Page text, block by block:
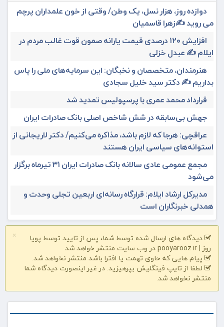
دوازده روز، هزار نسل، یک وطن/ وقتی از خون علمداران پرچم
می روید ✍️زهرا قاسمیان
افزایش ۱۲۰ درصدی قیمت یارانه صمون قوت غالب مردم در
ایلام ✍️ عبدل خزلی
هنرمندان، متخصصان و نخبگان: این سرمایه‌های ملی را پاس
بداریم ✍️ دکتر سید خلیل سجادی
قرارداد محمد عمری با پرسپولیس تمدید شد
جهش بی‌سابقه در شش شاخص اصلی بانک صادرات ایران
عراقچی: هرجا که لازم باشد، مذاکره می‌کنیم/ دکتر لاریجانی از
استوانه‌های سیاسی ایران هستند
مجمع عمومی عادی سالانه بانک صادرات ایران ۳۱ تیرماه برگزار
می‌شود
مدیرکل ارشاد ایلام: قرارگاه رسانه‌ای اربعین تجلی وحدت و
همدلی خبرنگاران است
×
دیدگاه های ارسال شده توسط شما، پس از تایید توسط پویا
روز | pooyarooz.ir در وب سایت منتشر خواهد شد
پیام هایی که حاوی تهمت یا افترا باشد منتشر نخواهد شد.
لطفا از تایپ فینگلیش بپرهیزید. در غیر اینصورت دیدگاه شما
منتشر نخواهد شد.